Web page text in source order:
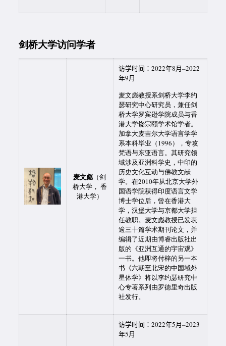
剑桥大学访问学者
麦文彪 （剑
桥大学， 香
港大学）
访学时间：2022年8月–2022
年9月
麦文彪教授系剑桥大学李约
瑟研究中心研究员，兼任剑
桥大学罗宾逊学院成员与香
港大学饶宗颐学术馆学者。
加拿大麦吉尔大学语言学学
系本科毕业（1996），专攻
梵语与东亚语言。其研究领
域涉及亚洲科学史，中印的
历史文化互动与佛教文献
学。在2010年从北京大学外
国语学院获得印度语言文学
博士学位后，曾在香港大
学，汉堡大学与京都大学担
任教职。麦文彪教授已发表
逾三十篇学术期刊论文，并
编辑了近期由博睿出版社出
版的《亚洲互通的宇宙观》
一书。 他即将付梓的另一本
书《六朝至北宋的中国域外
星体学》将以李约瑟研究中
心专著系列由罗德里奇出版
社发行。
访学时间：2022年5月–2023
年5月